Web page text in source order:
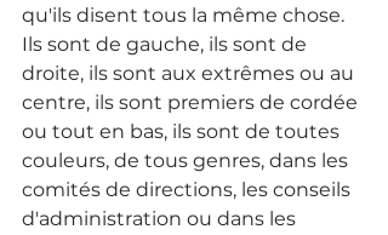
qu'ils disent tous la même chose.
Ils sont de gauche, ils sont de
droite, ils sont aux extrêmes ou au
centre, ils sont premiers de cordée
ou tout en bas, ils sont de toutes
couleurs, de tous genres, dans les
comités de directions, les conseils
d'administration ou dans les